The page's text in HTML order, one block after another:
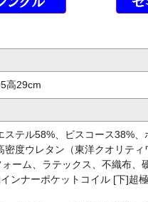
高29cm
ステル58%、ビスコース38%、
密度ウレタン（東洋クオリティ
ーム、ラテックス、不織布、
ンナーポケットコイル [下]超